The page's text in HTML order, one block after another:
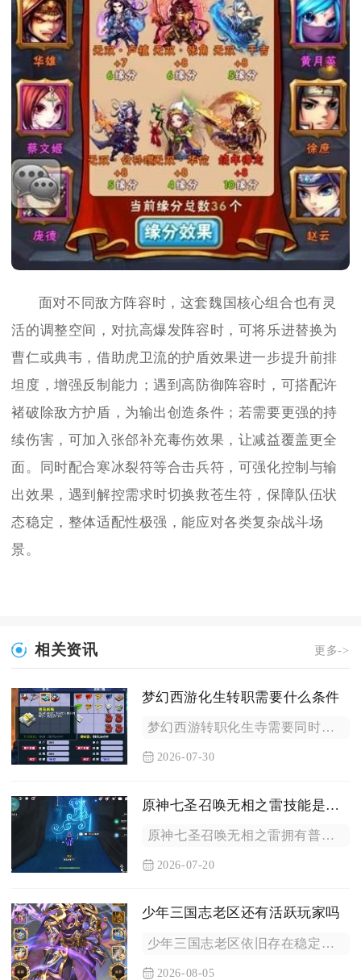
面对不同敌方阵容时，这套魏国核心组合也有灵
活的调整空间，对抗高爆发阵容时，可将乐进替换为
曹仁或典韦，借助虎卫流的护盾效果进一步提升前排
坦度，增强反制能力；遇到高防御阵容时，可搭配许
褚破除敌方护盾，为输出创造条件；若需要更强的持
续伤害，可加入张郃补充毒伤效果，让减益覆盖更全
面。同时配合寒冰裂符等合击兵符，可强化控制与输
出效果，遇到解控需求时切换救苍生符，保障队伍状
态稳定，整体适配性极强，能应对各类复杂战斗场
景。
相关资讯 更多->
梦幻西游化生转职需要什么条件
梦幻西游转职化生寺需要同时满足角色硬性门槛、任务状态清空、装...
2026-07-30
原神七圣召唤无相之雷技能是什么
原神七圣召唤无相之雷拥有普通攻击、元素战技、元素爆发、固有被...
2026-07-20
少年三国志老区还有活跃玩家吗
少年三国志老区依旧存在稳定活跃玩家，只是玩家规模相较新区更小...
2026-08-05